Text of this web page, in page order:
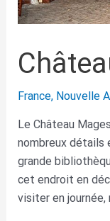
France, Nouvelle
Le Château
nombreux détails
grande
cet endroit en
visiter en